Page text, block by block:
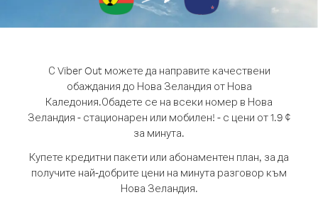
С Viber Out можете да направите качествени
обаждания до Нова Зеландия от Нова
Каледония.Обадете се на всеки номер в Нова
Зеландия - стационарен или мобилен! - с цени от 1.9 ¢
за минута.
Купете кредитни пакети или абонаментен план, за да
получите най-добрите цени на минута разговор към
Нова Зеландия.